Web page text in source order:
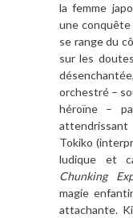
la femme
une conquête
se range du
sur les
orchestré –
héroïne –
Tokiko
ludique et
Chunking
magie
attachante.